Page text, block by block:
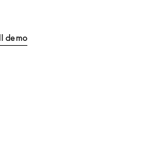
demo
Tab